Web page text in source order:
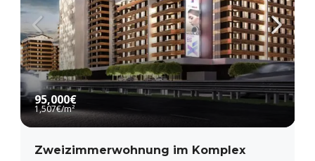
95,000€
1,507€/m²
Zweizimmerwohnung im Komplex